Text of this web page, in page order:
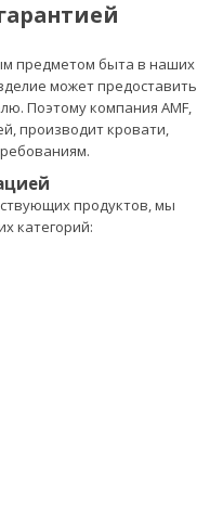
предметом быта в наших
может предоставить
Поэтому компания AMF,
производит кровати,
продуктов, мы
категорий: